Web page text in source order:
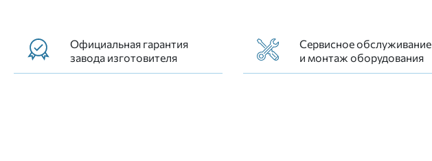
Официальная гарантия
завода изготовителя
Сервисное обслуживание
и монтаж оборудования